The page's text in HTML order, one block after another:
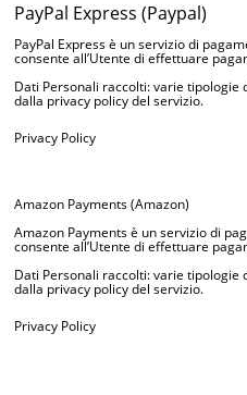
PayPal Express (Paypal)
PayPal Express è un servizio di
consente all’Utente di effettuare
Dati Personali raccolti: varie tipologie
dalla privacy policy del servizio.
Privacy Policy
Amazon Payments (Amazon)
Amazon Payments è un servizio di
consente all’Utente di effettuare
Dati Personali raccolti: varie tipologie
dalla privacy policy del servizio.
Privacy Policy